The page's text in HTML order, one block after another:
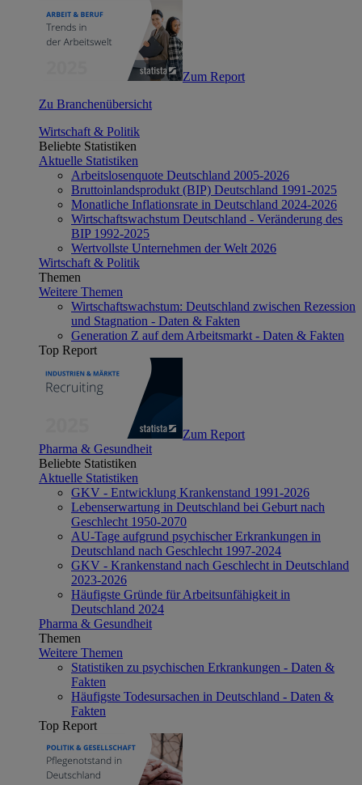
Zum Report
Zu Branchenübersicht
Wirtschaft & Politik
Beliebte Statistiken
Aktuelle Statistiken
Arbeitslosenquote Deutschland 2005-2026
Bruttoinlandsprodukt (BIP) Deutschland 1991-2025
Monatliche Inflationsrate in Deutschland 2024-2026
Wirtschaftswachstum Deutschland - Veränderung des
BIP 1992-2025
Wertvollste Unternehmen der Welt 2026
Wirtschaft & Politik
Themen
Weitere Themen
Wirtschaftswachstum: Deutschland zwischen Rezession
und Stagnation - Daten & Fakten
Generation Z auf dem Arbeitsmarkt - Daten & Fakten
Top Report
Zum Report
Pharma & Gesundheit
Beliebte Statistiken
Aktuelle Statistiken
GKV - Entwicklung Krankenstand 1991-2026
Lebenserwartung in Deutschland bei Geburt nach
Geschlecht 1950-2070
AU-Tage aufgrund psychischer Erkrankungen in
Deutschland nach Geschlecht 1997-2024
GKV - Krankenstand nach Geschlecht in Deutschland
2023-2026
Häufigste Gründe für Arbeitsunfähigkeit in
Deutschland 2024
Pharma & Gesundheit
Themen
Weitere Themen
Statistiken zu psychischen Erkrankungen - Daten &
Fakten
Häufigste Todesursachen in Deutschland - Daten &
Fakten
Top Report